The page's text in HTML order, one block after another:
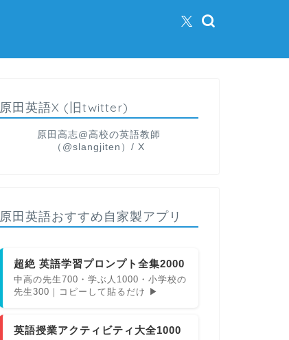
原田英語X (旧twitter)
原田高志@高校の英語教師
（@slangjiten）/ X
原田英語おすすめ自家製アプリ
超絶 英語学習プロンプト全集2000
中高の先生700・学ぶ人1000・小学校の
先生300｜コピーして貼るだけ ▶
英語授業アクティビティ大全1000